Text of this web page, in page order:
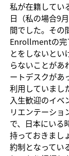
私が在籍してい
日（私の場合9
間でした。その
Enrollmentの完
とをしないとい
らないことが
ートデスクがあ
利用していまし
入生歓迎のイベ
リエンテーショ
で、日本にいる
持っておきまし
約制となってい